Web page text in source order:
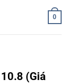
0
(Giá